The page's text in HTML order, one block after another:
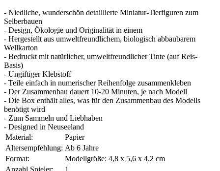
- Niedliche, wunderschön detaillierte Miniatur-Tierfiguren zum
Selberbauen
- Design, Ökologie und Originalität in einem
- Hergestellt aus umweltfreundlichem, biologisch abbaubarem
Wellkarton
- Bedruckt mit natürlicher, umweltfreundlicher Tinte (auf Reis-
Basis)
- Ungiftiger Klebstoff
- Teile einfach in numerischer Reihenfolge zusammenkleben
- Der Zusammenbau dauert 10-20 Minuten, je nach Modell
- Die Box enthält alles, was für den Zusammenbau des Modells
benötigt wird
- Zum Sammeln und Liebhaben
- Designed in Neuseeland
Material:
Papier
Altersempfehlung: Ab 6 Jahre
Format:
Modellgröße: 4,8 x 5,6 x 4,2 cm